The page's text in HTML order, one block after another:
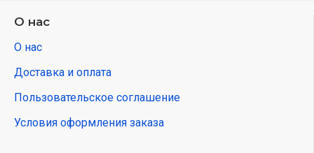
О нас
О нас
Доставка и оплата
Пользовательское соглашение
Условия оформления заказа